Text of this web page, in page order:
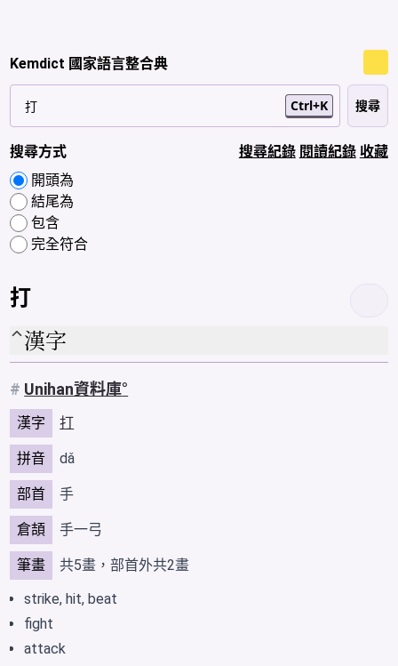
Kemdict 國家語言整合典
Ctrl+K
搜尋方式
開頭為
結尾為
包含
完全符合
搜尋紀錄 閱讀紀錄 收藏
打
漢字
# Unihan資料庫
漢字 打
拼音 dǎ
部首 手
倉頡 手一弓
筆畫
共5畫，部首外共2畫
strike, hit, beat
fight
attack